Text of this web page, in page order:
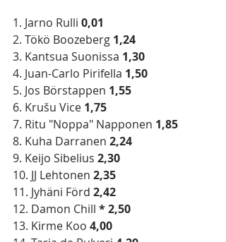
1. Jarno Rulli 0,01
2. Tökö Boozeberg 1,24
3. Kantsua Suonissa 1,30
4. Juan-Carlo Pirifella 1,50
5. Jos Börstappen 1,55
6. Krušu Vice 1,75
7. Ritu "Noppa" Napponen 1,85
8. Kuha Darranen 2,24
9. Keijo Sibelius 2,30
10. JJ Lehtonen 2,35
11. Jyhäni Förd 2,42
12. Damon Chill *2,50
13. Kirme Koo 4,00